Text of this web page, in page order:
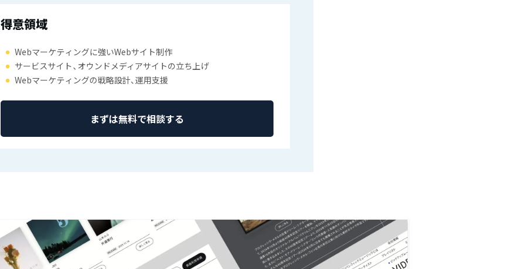
得意領域
Webマーケティングに強いWebサイト制作
サービスサイト、オウンドメディアサイトの立ち上げ
Webマーケティングの戦略設計、運用支援
まずは無料で相談する